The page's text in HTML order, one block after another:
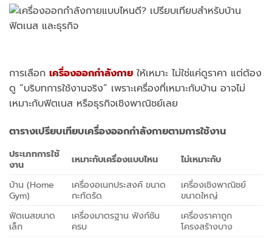
การเลือก เครื่องออกกำลังกาย ให้เหมาะ ไม่ใช่แค่ดูราคา แต่ต้อง
ดู “บริบทการใช้งานจริง” เพราะเครื่องที่เหมาะกับบ้าน อาจไม่
เหมาะกับฟิตเนส หรือธุรกิจเชิงพาณิชย์เลย
ตารางเปรียบเทียบเครื่องออกกำลังกายตามการใช้งาน
ประเภทการใช้
งาน
เหมาะกับเครื่องแบบไหน
ไม่เหมาะกับ
บ้าน (Home
Gym)
เครื่องอเนกประสงค์ ขนาด
กะทัดรัด
เครื่องเชิงพาณิชย์
ขนาดใหญ่
ฟิตเนสขนาด
เล็ก
เครื่องมาตรฐาน ฟังก์ชัน
ครบ
เครื่องราคาถูก
โครงสร้างบาง